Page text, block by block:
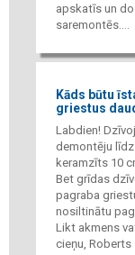
apskatīs un
saremontēs....
Kāds būtu
griestus
Labdien!
demontēju
keramzīts 10
Bet grīdas
pagraba
nosiltinātu
Likt akmens
cieņu, Roberts